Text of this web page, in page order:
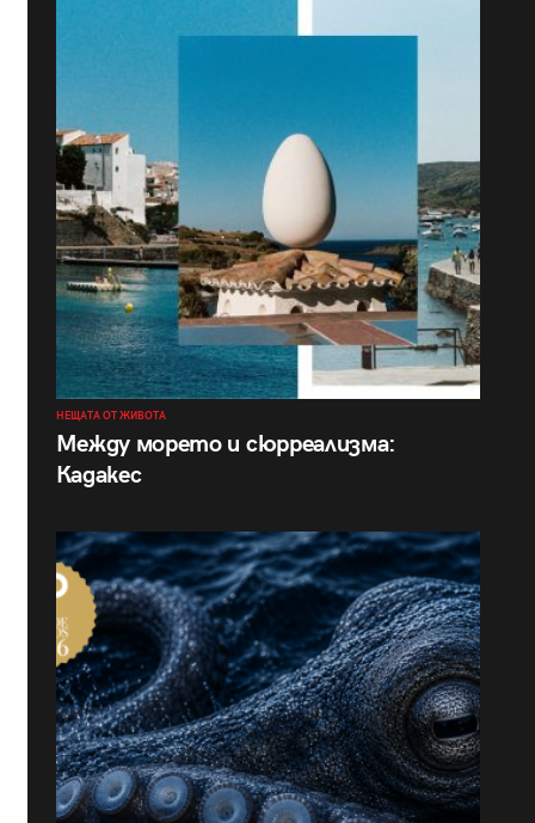
НЕЩАТА ОТ ЖИВОТА
Между морето и сюрреализма:
Кадакес